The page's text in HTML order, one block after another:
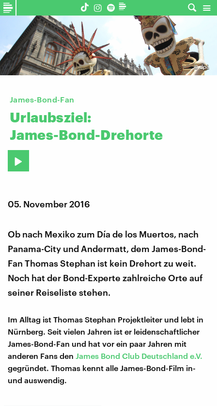
©dpa
James-Bond-Fan
Urlaubsziel:
James-Bond-Drehorte
05. November 2016
Ob nach Mexiko zum Día de los Muertos, nach
Panama-City und Andermatt, dem James-Bond-
Fan Thomas Stephan ist kein Drehort zu weit.
Noch hat der Bond-Experte zahlreiche Orte auf
seiner Reiseliste stehen.
Im Alltag ist Thomas Stephan Projektleiter und lebt in
Nürnberg. Seit vielen Jahren ist er leidenschaftlicher
James-Bond-Fan und hat vor ein paar Jahren mit
anderen Fans den James Bond Club Deutschland e.V.
gegründet. Thomas kennt alle James-Bond-Film in-
und auswendig.